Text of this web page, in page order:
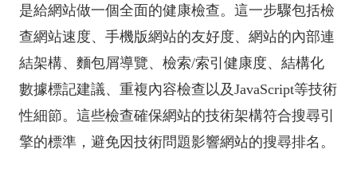
是給網站做一個全面的健康檢查。這一步驟包括檢
查網站速度、手機版網站的友好度、網站的內部連
結架構、麵包屑導覽、檢索/索引健康度、結構化
數據標記建議、重複內容檢查以及JavaScript等技術
性細節。這些檢查確保網站的技術架構符合搜尋引
擎的標準，避免因技術問題影響網站的搜尋排名。